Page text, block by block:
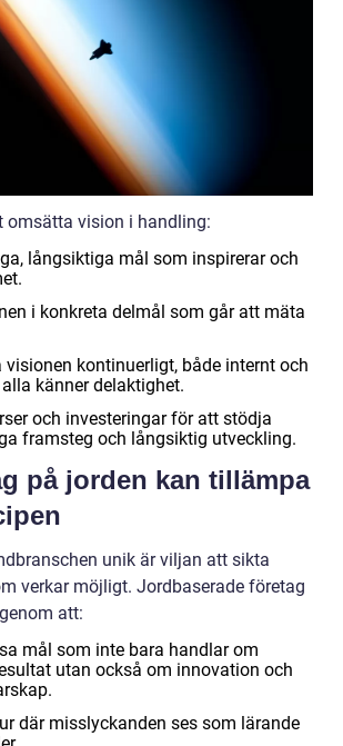
omsätta vision i handling:
långsiktiga mål som inspirerar och
i konkreta delmål som går att mäta
visionen kontinuerligt, både internt och
känner delaktighet.
och investeringar för att stödja
framsteg och långsiktig utveckling.
på jorden kan tillämpa
unik är viljan att sikta
verkar möjligt. Jordbaserade företag
att:
mål som inte bara handlar om
utan också om innovation och
där misslyckanden ses som lärande